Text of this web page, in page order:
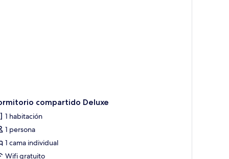
compartido Deluxe
1 habitación
1 persona
1 cama individual
Wifi gratuito